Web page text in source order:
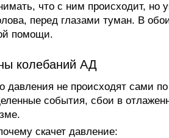
что с ним происходит, но
перед глазами туман. В
помощи.
колебаний АД
давления не происходят сами
события, сбои в
скачет давление: